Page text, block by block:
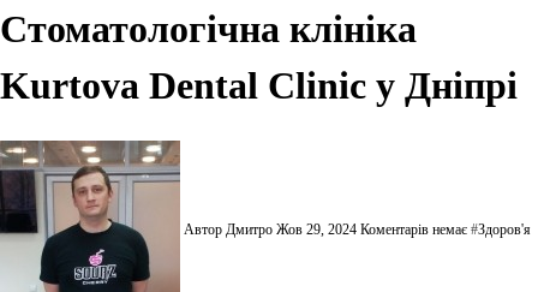
Стоматологічна клініка
Kurtova Dental Clinic у Дніпрі
Автор Дмитро Жов 29, 2024 Коментарів немає #Здоров'я